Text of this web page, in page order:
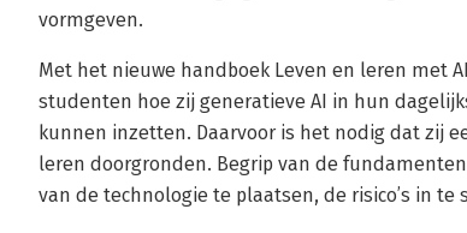
vormgeven.
Met het nieuwe handboek Leven en leren met
studenten hoe zij generatieve AI in hun
kunnen inzetten. Daarvoor is het nodig dat zij
leren doorgronden. Begrip van de
van de technologie te plaatsen, de risico’s in